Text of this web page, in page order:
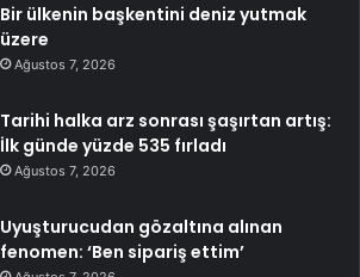
Bir ülkenin başkentini deniz yutmak
üzere
Ağustos 7, 2026
Tarihi halka arz sonrası şaşırtan artış:
İlk günde yüzde 535 fırladı
Ağustos 7, 2026
Uyuşturucudan gözaltına alınan
fenomen: ‘Ben sipariş ettim’